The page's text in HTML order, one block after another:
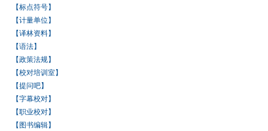
【标点符号】
【计量单位】
【译林资料】
【语法】
【政策法规】
【校对培训室】
【提问吧】
【字幕校对】
【职业校对】
【图书编辑】